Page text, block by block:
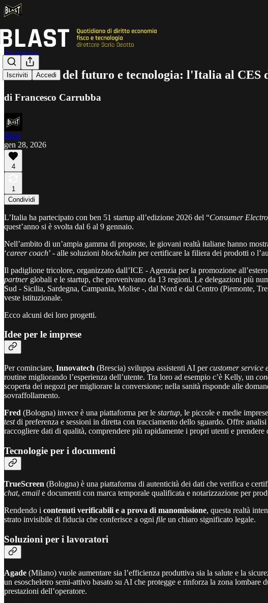
Iscriviti Accedi
Tecnologia
Tra lavoro del futuro e tecnologia: l'Italia al CES
di Francesco Carrubba
Blast
gen 28, 2026
4
1
Condividi
L’Italia ha partecipato con ben 51 startup all’edizione 2026 del “Consumer
quest’anno si è svolta dal 6 al 9 gennaio.
Nell’ambito di un’ampia gamma di proposte, le giovani realtà italiane hanno
‘career coach’ - alle soluzioni blockchain per certificare la filiera dei prodotti o
Il padiglione tricolore, organizzato dall’ICE - Agenzia per la promozione
partnerglobali e le startup, che provenivano da 13 regioni. Le delegazioni più
Sud - Sicilia, Sardegna, Campania, Molise -, dal Nord e dal Centro (Piemonte,
veste istituzionale.
Ecco alcuni dei loro progetti.
Idee per le imprese
Per cominciare, Innovatech (Brescia) sviluppa assistenti AI percustomer service
routine migliorando l’esperienza dell’utente. Tra loro ad esempio c’è Kelly, un
scoperta dei negozi per migliorare la conversione; nella sanità risponde alle
sovraffollamento.
Fred (Bologna) invece è una piattaforma per le startup, le piccole e medie
testdi preferenza e sessioni in diretta con tracciamento dello sguardo. Offre
raccogliere dati di qualità, comprendere più rapidamente i propri utenti e
Tecnologie per i documenti
TrueScreen (Bologna) è una piattaforma di autenticità dei dati che verifica e
chat, email e documenti con marca temporale qualificata e notarizzazione per
Rendendo i contenuti verificabili e a prova di manomissione, questa realtà
strato invisibile di fiducia che conferisce a ogni file un chiaro significato legale.
Soluzioni per i lavoratori
Agade (Milano) vuole aumentare sia l’efficienza produttiva sia la salute e la
un esoscheletro semi-attivo basato su AI che protegge e rinforza la zona lombare
prestazioni dell’operatore.